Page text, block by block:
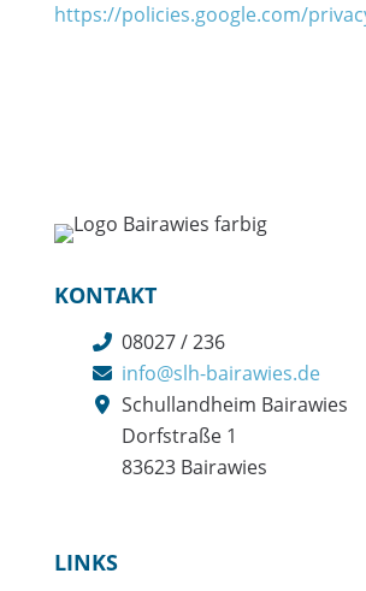
https://policies.google.com/
KONTAKT
08027 / 236
info@slh-bairawies.de
Schullandheim Bairawies
Dorfstraße 1
83623 Bairawies
LINKS